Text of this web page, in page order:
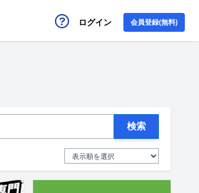
ログイン 会員登録(無料)
検索